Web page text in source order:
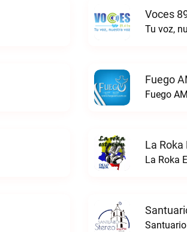
Voces
Tu voz,
Fuego
Fuego
La Roka
La Roka